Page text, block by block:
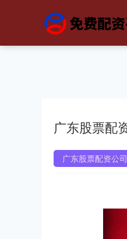
广东股票配
广东股票配资公司